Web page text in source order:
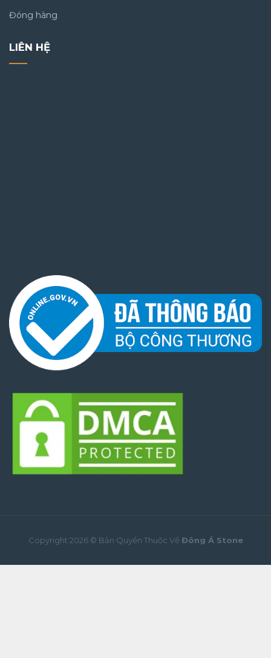
Đóng hàng
LIÊN HỆ
Copyright 2026 © Bản Quyền Thuộc Về Đông Á Stone